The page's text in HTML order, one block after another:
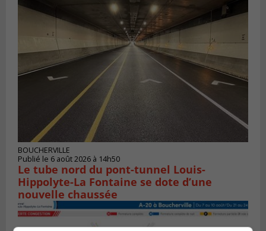
BOUCHERVILLE
Publié le 6 août 2026 à 14h50
Le tube nord du pont-tunnel Louis-
Hippolyte-La Fontaine se dote d’une
nouvelle chaussée